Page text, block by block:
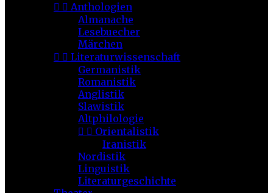
  Anthologien
Almanache
Lesebuecher
Märchen
  Literaturwissenschaft
Germanistik
Romanistik
Anglistik
Slawistik
Altphilologie
  Orientalistik
Iranistik
Nordistik
Linguistik
Literaturgeschichte